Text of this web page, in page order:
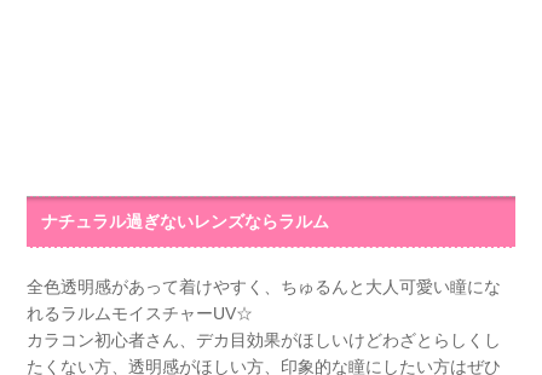
ナチュラル過ぎないレンズならラルム
全色透明感があって着けやすく、ちゅるんと大人可愛い瞳にな
れるラルムモイスチャーUV☆
カラコン初心者さん、デカ目効果がほしいけどわざとらしくし
たくない方、透明感がほしい方、印象的な瞳にしたい方はぜひ